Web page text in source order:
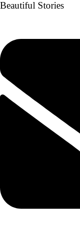
Beautiful Stories